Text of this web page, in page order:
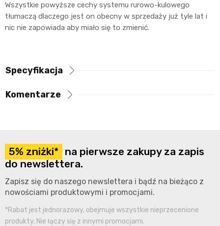
Wszystkie powyższe cechy systemu rurowo-kulowego
tłumaczą dlaczego jest on obecny w sprzedaży już tyle lat i
nic nie zapowiada aby miało się to zmienić.
Specyfikacja
Komentarze
5% zniżki* na pierwsze zakupy za zapis
do newslettera.
Zapisz się do naszego newslettera i bądź na bieżąco z
nowościami produktowymi i promocjami.
*Rabat jest jednorazowy, obejmuje wszystkie nieprzecenione
produkty. Nie łączy się z innymi promocjami.